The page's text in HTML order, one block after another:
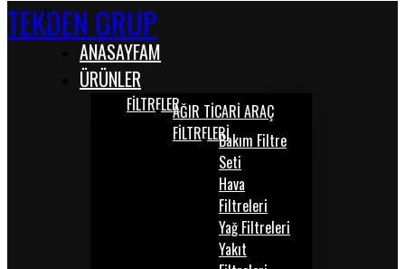
TEKDEN GRUP
ANASAYFAM
ÜRÜNLER
FİLTRELERAĞIR TİCARİ ARAÇ
FİLTRELERİBakım Filtre
Seti
Hava
Filtreleri
Yağ Filtreleri
Yakıt